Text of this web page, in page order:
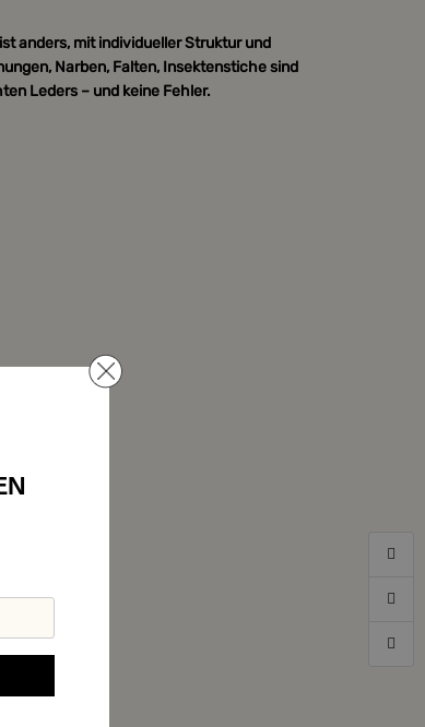
anders, mit individueller Struktur und
Narben, Falten, Insektenstiche sind
Leders – und keine Fehler.